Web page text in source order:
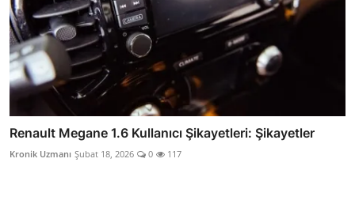
Renault Megane 1.6 Kullanıcı Şikayetleri: Şikayetler
Kronik Uzmanı Şubat 18, 2026 0 117